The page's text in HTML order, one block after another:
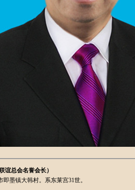
誉会长）
墨镇大韩村。系东莱宫31世。